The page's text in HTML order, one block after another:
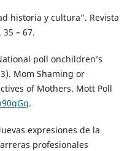
historia y cultura”. Revista
– 67.
poll onchildren’s
Mom Shaming or
of Mothers. Mott Poll
.
expresiones de la
profesionales